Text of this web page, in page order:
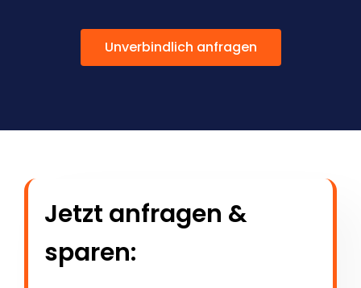
Unverbindlich anfragen
Jetzt anfragen &
sparen: